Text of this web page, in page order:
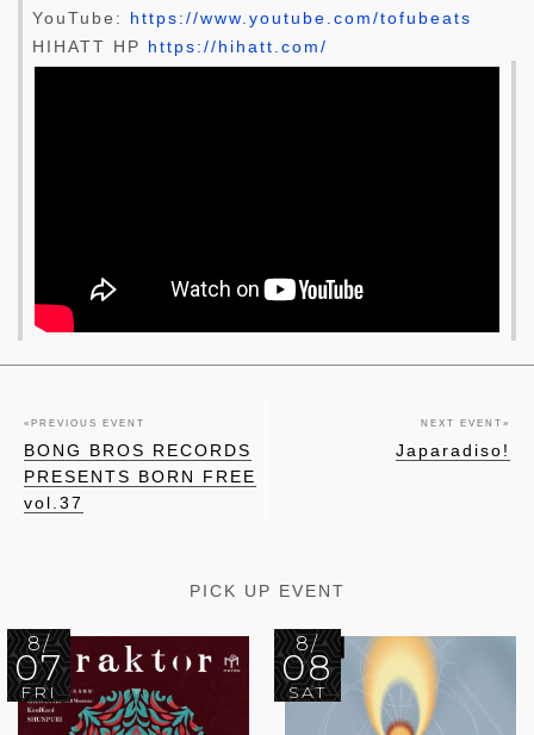
YouTube: https://www.youtube.com/tofubeats
HIHATT HP https://hihatt.com/
« PREVIOUS EVENT
BONG BROS RECORDS
PRESENTS BORN FREE
vol.37
NEXT EVENT »
Japaradiso!
PICK UP EVENT
8/
07
FRI
8/
08
SAT